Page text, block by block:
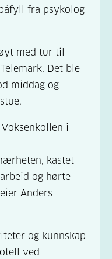
fra psykolog
med tur til
Det ble
middag og
i
kastet
og hørte
Anders
og kunnskap
ved